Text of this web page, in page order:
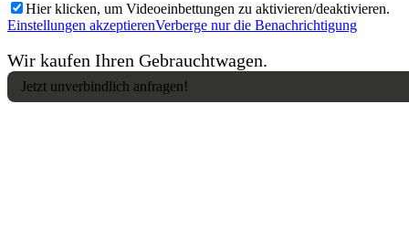
Hier klicken, um Videoeinbettungen zu aktivieren/deaktivieren.
Einstellungen akzeptierenVerberge nur die Benachrichtigung
Wir kaufen Ihren Gebrauchtwagen.
Jetzt unverbindlich anfragen!